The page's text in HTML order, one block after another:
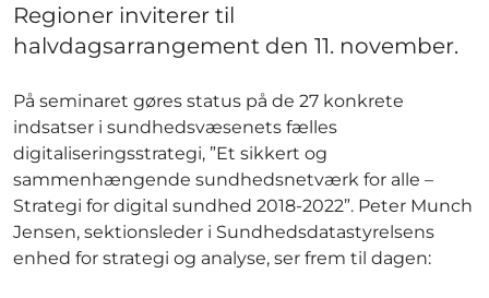
Regioner inviterer til
halvdagsarrangement den 11. november.
På seminaret gøres status på de 27 konkrete
indsatser i sundhedsvæsenets fælles
digitaliseringsstrategi, ”Et sikkert og
sammenhængende sundhedsnetværk for alle –
Strategi for digital sundhed 2018-2022”. Peter Munch
Jensen, sektionsleder i Sundhedsdatastyrelsens
enhed for strategi og analyse, ser frem til dagen: